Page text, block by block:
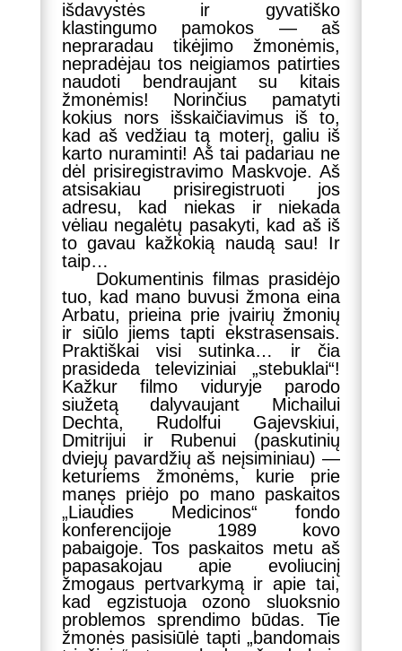
išdavystės ir gyvatiško
klastingumo pamokos — aš
nepraradau tikėjimo žmonėmis,
nepradėjau tos neigiamos patirties
naudoti bendraujant su kitais
žmonėmis! Norinčius pamatyti
kokius nors išskaičiavimus iš to,
kad aš vedžiau tą moterį, galiu iš
karto nuraminti! Aš tai padariau ne
dėl prisiregistravimo Maskvoje. Aš
atsisakiau prisiregistruoti jos
adresu, kad niekas ir niekada
vėliau negalėtų pasakyti, kad aš iš
to gavau kažkokią naudą sau! Ir
taip…
Dokumentinis filmas prasidėjo
tuo, kad mano buvusi žmona eina
Arbatu, prieina prie įvairių žmonių
ir siūlo jiems tapti ekstrasensais.
Praktiškai visi sutinka… ir čia
prasideda televiziniai „stebuklai“!
Kažkur filmo viduryje parodo
siužetą dalyvaujant Michailui
Dechta, Rudolfui Gajevskiui,
Dmitrijui ir Rubenui (paskutinių
dviejų pavardžių aš neįsiminiau) —
keturiems žmonėms, kurie prie
manęs priėjo po mano paskaitos
„Liaudies Medicinos“ fondo
konferencijoje 1989 kovo
pabaigoje. Tos paskaitos metu aš
papasakojau apie evoliucinį
žmogaus pertvarkymą ir apie tai,
kad egzistuoja ozono sluoksnio
problemos sprendimo būdas. Tie
žmonės pasisiūlė tapti „bandomais